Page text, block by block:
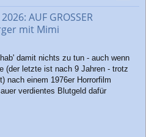
AUF GROSSER
mit Mimi
damit nichts zu tun - auch wenn
(der letzte ist nach 9 Jahren - trotz
nach einem 1976er Horrorfilm
verdientes Blutgeld dafür